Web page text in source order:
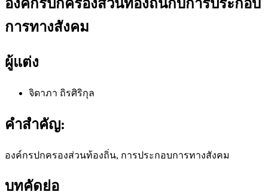
องค์กรปกครองส่วนท้องถิ่นกับการประกอบ
การทางสังคม
ผู้แต่ง
จิดาภา ถิรศิริกุล
คำสำคัญ:
องค์กรปกครองส่วนท้องถิ่น, การประกอบการทางสังคม
บทคัดย่อ